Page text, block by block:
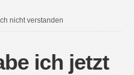
nicht verstanden
ich jetzt